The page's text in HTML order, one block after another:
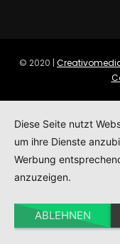
© 2020 |
Diese Seite nutzt
um ihre Dienste
Werbung
anzuzeigen.
ABLEHNEN